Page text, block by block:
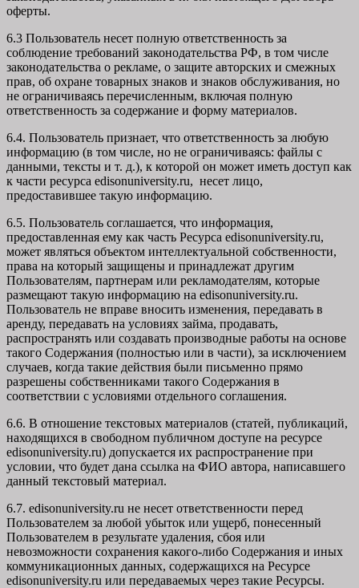
оферты.
6.3 Пользователь несет полную ответственность за
соблюдение требований законодательства РФ, в том числе
законодательства о рекламе, о защите авторских и смежных
прав, об охране товарных знаков и знаков обслуживания, но
не ограничиваясь перечисленным, включая полную
ответственность за содержание и форму материалов.
6.4. Пользователь признает, что ответственность за любую
информацию (в том числе, но не ограничиваясь: файлы с
данными, тексты и т. д.), к которой он может иметь доступ как
к части ресурса edisonuniversity.ru, несет лицо,
предоставившее такую информацию.
6.5. Пользователь соглашается, что информация,
предоставленная ему как часть Ресурса edisonuniversity.ru,
может являться объектом интеллектуальной собственности,
права на который защищены и принадлежат другим
Пользователям, партнерам или рекламодателям, которые
размещают такую информацию на edisonuniversity.ru.
Пользователь не вправе вносить изменения, передавать в
аренду, передавать на условиях займа, продавать,
распространять или создавать производные работы на основе
такого Содержания (полностью или в части), за исключением
случаев, когда такие действия были письменно прямо
разрешены собственниками такого Содержания в
соответствии с условиями отдельного соглашения.
6.6. В отношение текстовых материалов (статей, публикаций,
находящихся в свободном публичном доступе на ресурсе
edisonuniversity.ru) допускается их распространение при
условии, что будет дана ссылка на ФИО автора, написавшего
данный текстовый материал.
6.7. edisonuniversity.ru не несет ответственности перед
Пользователем за любой убыток или ущерб, понесенный
Пользователем в результате удаления, сбоя или
невозможности сохранения какого-либо Содержания и иных
коммуникационных данных, содержащихся на Ресурсе
edisonuniversity.ru или передаваемых через такие Ресурсы.